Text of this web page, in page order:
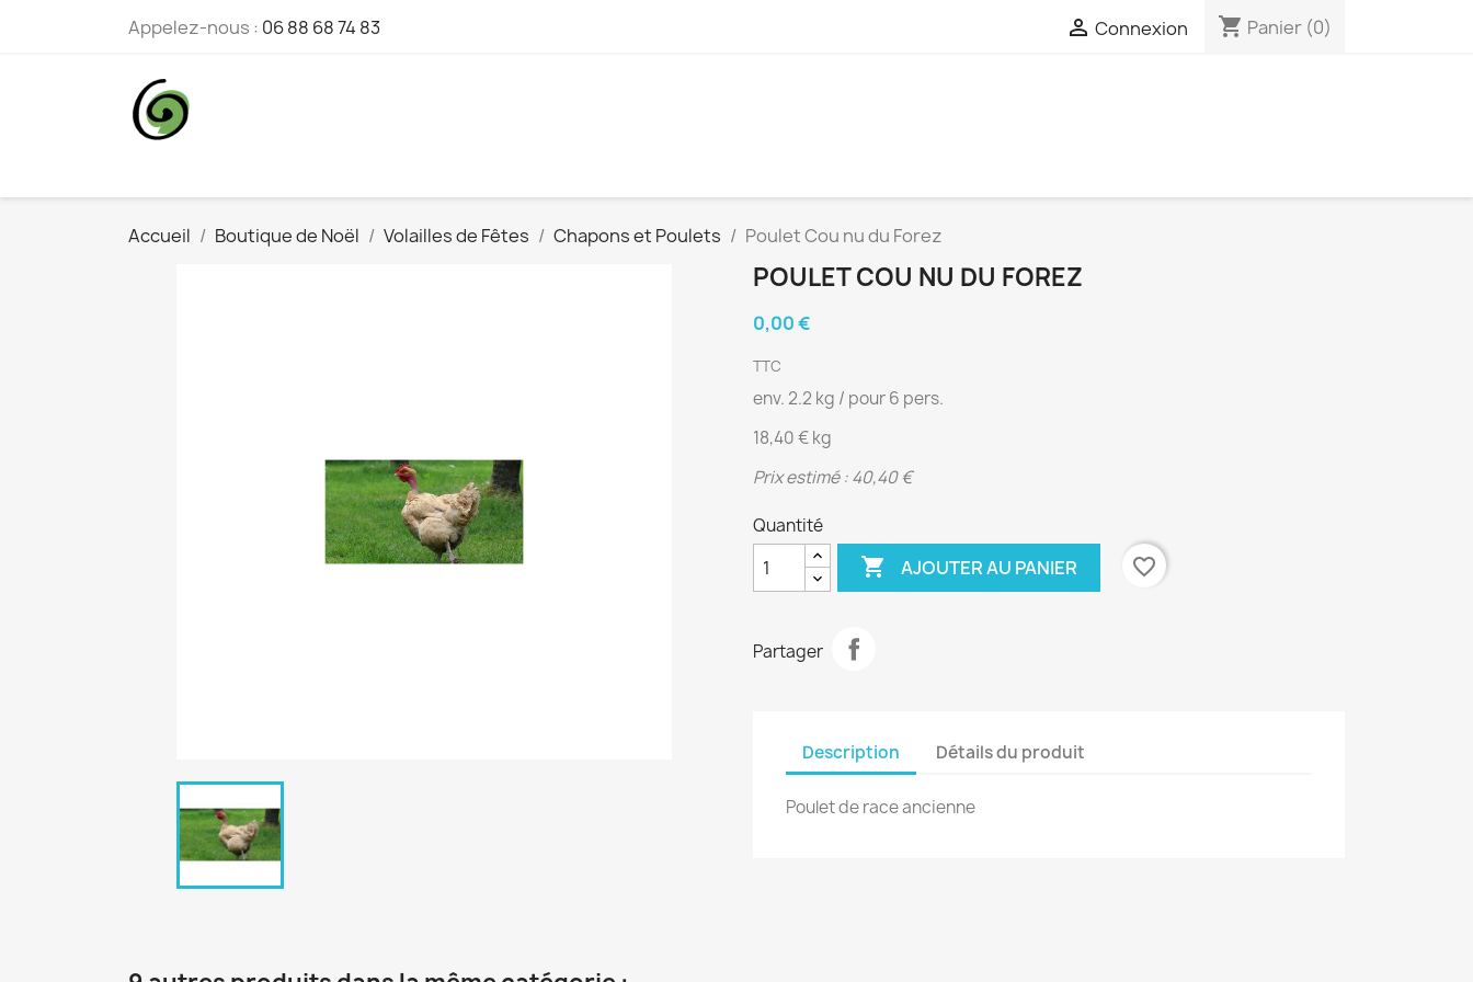
Appelez-nous : 06 88 68 74 83  Connexion shopping_cart Panier (0)
Accueil Boutique de Noël Volailles de Fêtes Chapons et Poulets Poulet Cou nu du Forez
POULET COU NU DU FOREZ
0,00 €
TTC
env. 2.2 kg / pour 6 pers.
18,40 € kg
Prix estimé : 40,40 €
Quantité
 AJOUTER AU PANIER favorite_border
Partager
Description Détails du produit
Poulet de race ancienne